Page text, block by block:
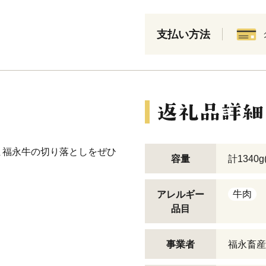
支払い方法
永牛の切り落としをぜひ
容量 計
アレルギー
品目
牛肉
事業者 福永畜産